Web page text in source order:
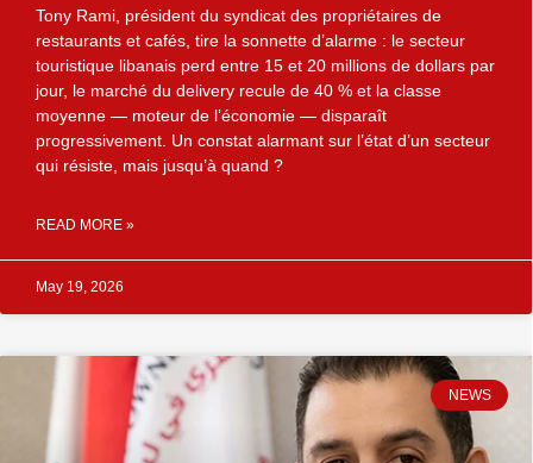
Tony Rami, président du syndicat des propriétaires de
restaurants et cafés, tire la sonnette d’alarme : le secteur
touristique libanais perd entre 15 et 20 millions de dollars par
jour, le marché du delivery recule de 40 % et la classe
moyenne — moteur de l’économie — disparaît
progressivement. Un constat alarmant sur l’état d’un secteur
qui résiste, mais jusqu’à quand ?
READ MORE »
May 19, 2026
NEWS